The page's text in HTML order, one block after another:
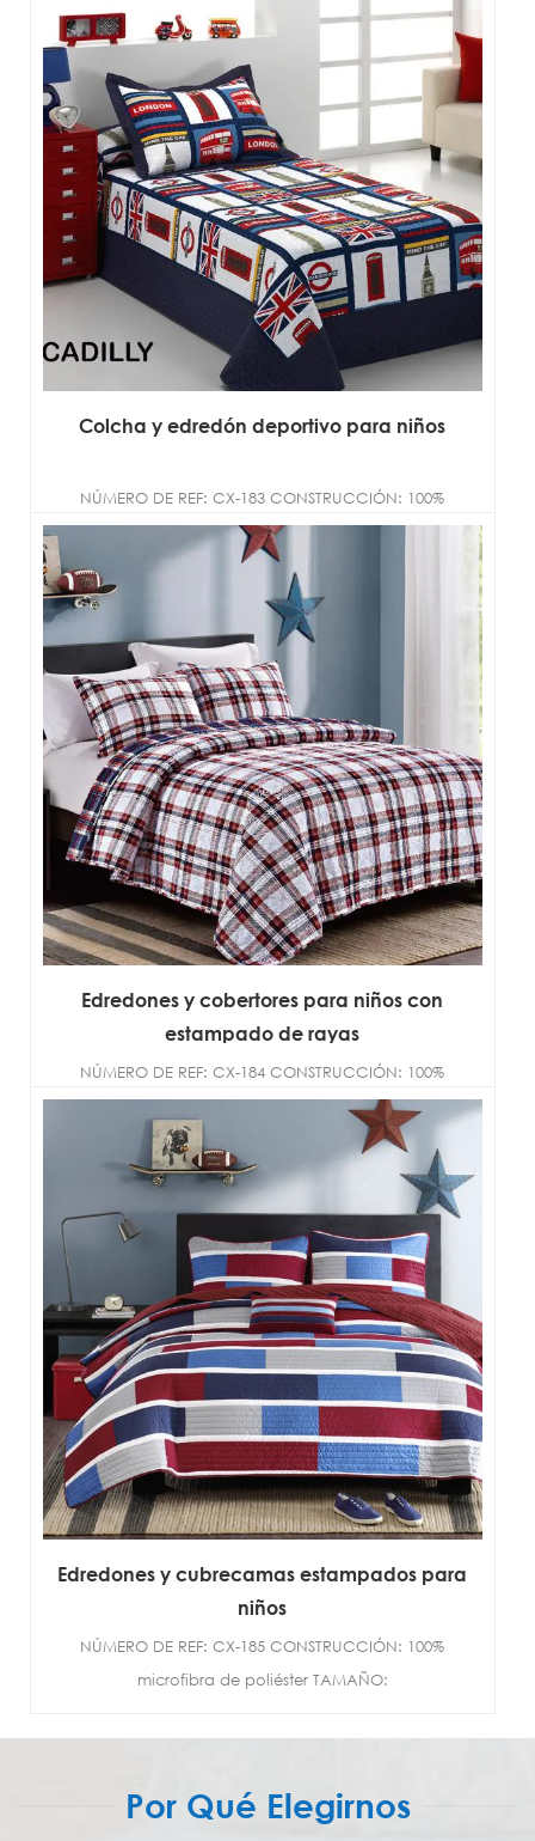
Colcha y edredón deportivo para niños
NÚMERO DE REF: CX-183 CONSTRUCCIÓN: 100%
microfibra de poliéster TAMAÑO:
DOBLE/COMPLETO/REINA/R...
Edredones y cobertores para niños con
estampado de rayas
NÚMERO DE REF: CX-184 CONSTRUCCIÓN: 100%
microfibra de poliéster TAMAÑO:
DOBLE/COMPLETO/REINA/R...
Edredones y cubrecamas estampados para
niños
NÚMERO DE REF: CX-185 CONSTRUCCIÓN: 100%
microfibra de poliéster TAMAÑO:
Por Qué Elegirnos